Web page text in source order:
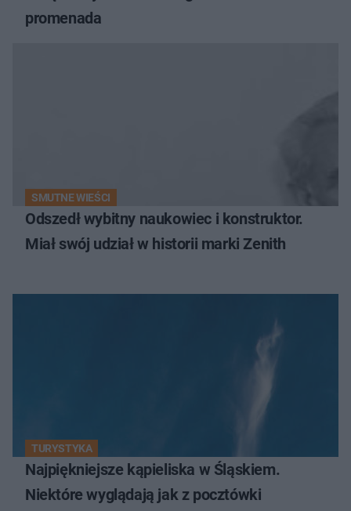
promenada
SMUTNE WIEŚCI
Odszedł wybitny naukowiec i konstruktor.
Miał swój udział w historii marki Zenith
TURYSTYKA
Najpiękniejsze kąpieliska w Śląskiem.
Niektóre wyglądają jak z pocztówki